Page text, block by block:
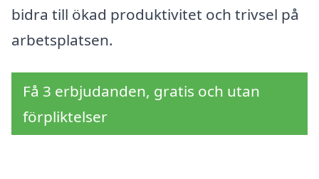
bidra till ökad produktivitet och trivsel på
arbetsplatsen.
Få 3 erbjudanden, gratis och utan
förpliktelser